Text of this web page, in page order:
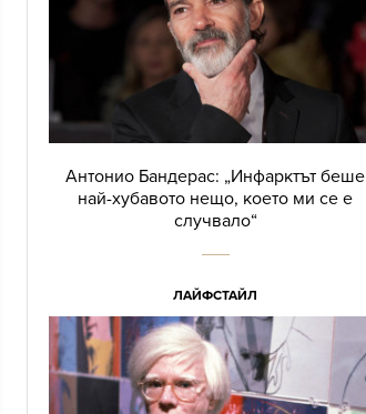
Антонио Бандерас: „Инфарктът беше
най-хубавото нещо, което ми се е
случвало“
ЛАЙФСТАЙЛ